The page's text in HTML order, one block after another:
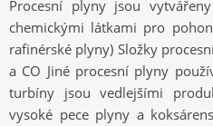
Procesní plyny jsou
chemickými látkami pro
rafinérské plyny) Složky
a CO Jiné procesní plyny
turbíny jsou vedlejšími
vysoké pece plyny a